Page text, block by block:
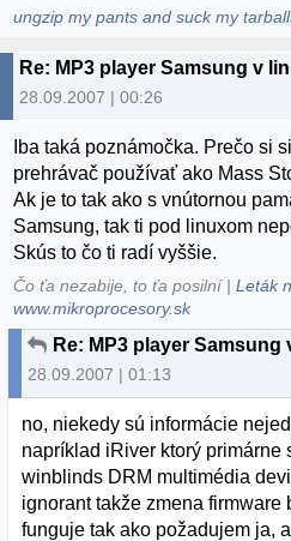
ungzip my pants and suck my
28.09.2007 | 00:26
Iba taká poznámočka. Prečo si
prehrávač používať ako Mass
Ak je to tak ako s vnútornou
Samsung, tak ti pod linuxom
Skús to čo ti radí vyššie.
Čo ťa nezabije, to ťa posilní |Leták
www.mikroprocesory.sk
28.09.2007 | 01:13
no, niekedy sú informácie
napríklad iRiver ktorý primárne
winblinds DRM multimédia
ignorant takže zmena firmware
funguje tak ako požadujem ja,